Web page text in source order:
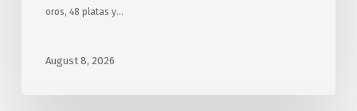
oros, 48 platas y…
August 8, 2026